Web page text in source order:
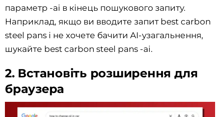
параметр -ai в кінець пошукового запиту.
Наприклад, якщо ви вводите запит best carbon
steel pans і не хочете бачити AI-узагальнення,
шукайте best carbon steel pans -ai.
2. Встановіть розширення для
браузера